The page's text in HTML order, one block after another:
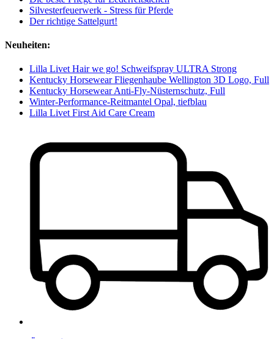
Silvesterfeuerwerk - Stress für Pferde
Der richtige Sattelgurt!
Neuheiten:
Lilla Livet Hair we go! Schweifspray ULTRA Strong
Kentucky Horsewear Fliegenhaube Wellington 3D Logo, Full
Kentucky Horsewear Anti-Fly-Nüsternschutz, Full
Winter-Performance-Reitmantel Opal, tiefblau
Lilla Livet First Aid Care Cream